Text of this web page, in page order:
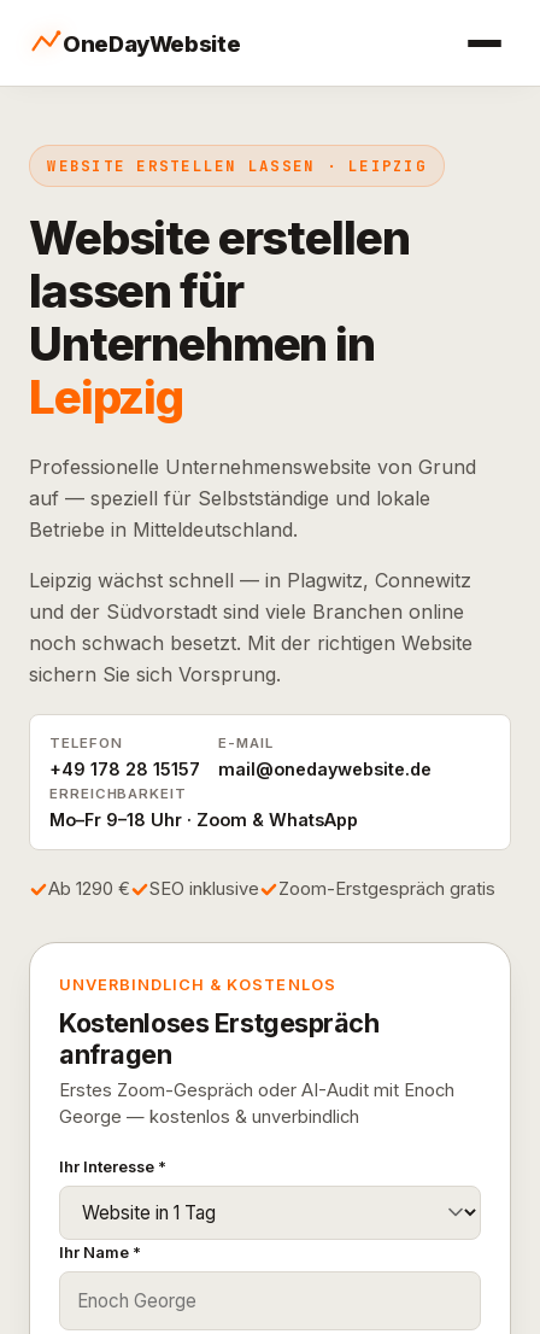
OneDayWebsite
WEBSITE ERSTELLEN LASSEN · LEIPZIG
Website erstellen
lassen für
Unternehmen in
Leipzig
Professionelle Unternehmenswebsite von Grund
auf — speziell für Selbstständige und lokale
Betriebe in Mitteldeutschland.
Leipzig wächst schnell — in Plagwitz, Connewitz
und der Südvorstadt sind viele Branchen online
noch schwach besetzt. Mit der richtigen Website
sichern Sie sich Vorsprung.
TELEFON
+49 178 28 15157
E-MAIL
mail@onedaywebsite.de
ERREICHBARKEIT
Mo–Fr 9–18 Uhr · Zoom & WhatsApp
Ab 1290 € SEO inklusive Zoom-Erstgespräch gratis
UNVERBINDLICH & KOSTENLOS
Kostenloses Erstgespräch
anfragen
Erstes Zoom-Gespräch oder AI-Audit mit Enoch
George — kostenlos & unverbindlich
Ihr Interesse *
Ihr Name *